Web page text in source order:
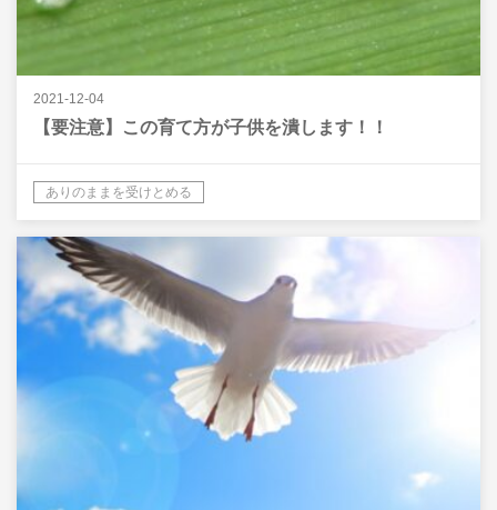
2021-12-04
【要注意】この育て方が子供を潰します！！
ありのままを受けとめる